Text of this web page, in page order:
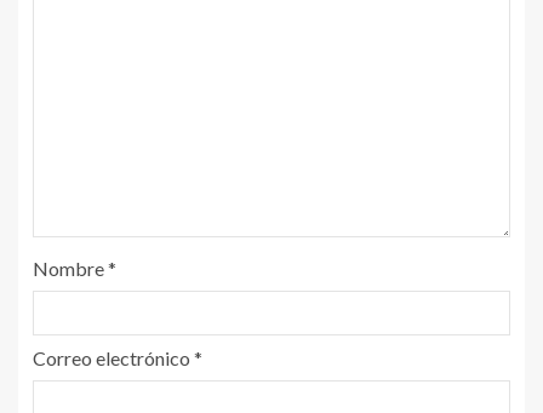
Nombre*
Correo electrónico *